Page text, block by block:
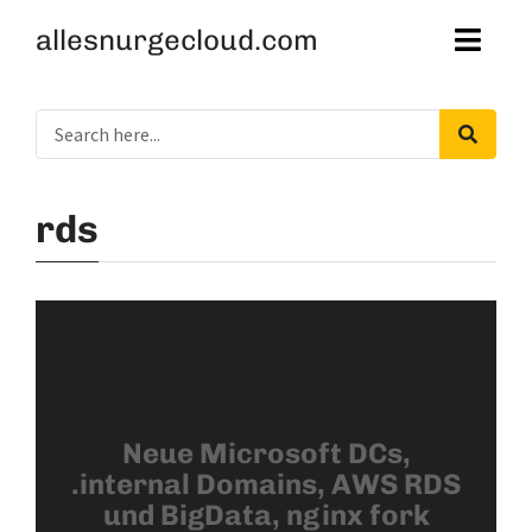
allesnurgecloud.com
rds
Neue Microsoft DCs,
.internal Domains, AWS RDS
und BigData, nginx fork